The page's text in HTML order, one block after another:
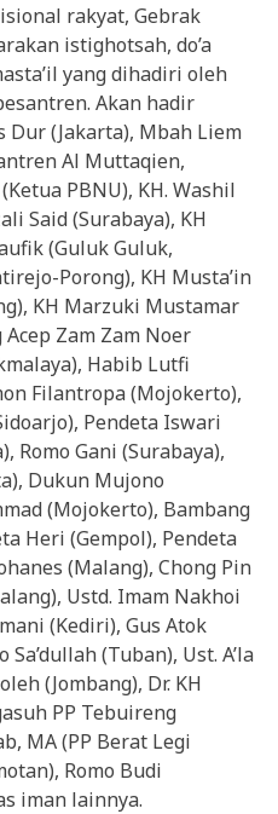
rakyat, Gebrak
istighotsah, do’a
yang dihadiri oleh
Akan hadir
Dur (Jakarta), Mbah Liem
Al Muttaqien,
PBNU), KH. Washil
Said (Surabaya), KH
(Guluk Guluk,
Porong), KH Musta’in
KH Marzuki Mustamar
Zam Zam Noer
Habib Lutfi
Filantropa (Mojokerto),
Pendeta Iswari
Romo Gani (Surabaya),
Dukun Mujono
(Mojokerto), Bambang
Heri (Gempol), Pendeta
(Malang), Chong Pin
Ustd. Imam Nakhoi
(Kediri), Gus Atok
(Tuban), Ust. A’la
(Jombang), Dr. KH
PP Tebuireng
MA (PP Berat Legi
Romo Budi
iman lainnya.